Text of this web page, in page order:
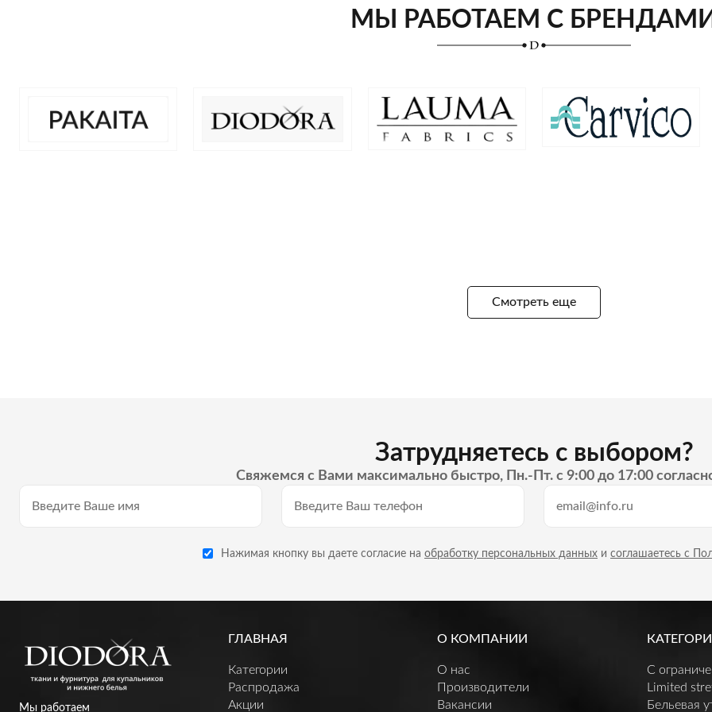
МЫ РАБОТАЕМ С
Смотреть еще
Затрудняетесь с выбором?
Свяжемся с Вами максимально быстро, Пн.-Пт. с 9:00 до 17:00
Нажимая кнопку вы даете согласие на обработку персональных данных и соглашаетесь с
Мы работаем
ГЛАВНАЯ
Категории
Распродажа
Акции
О КОМПАНИИ
О нас
Производители
Вакансии
C
Limited
Бельевая